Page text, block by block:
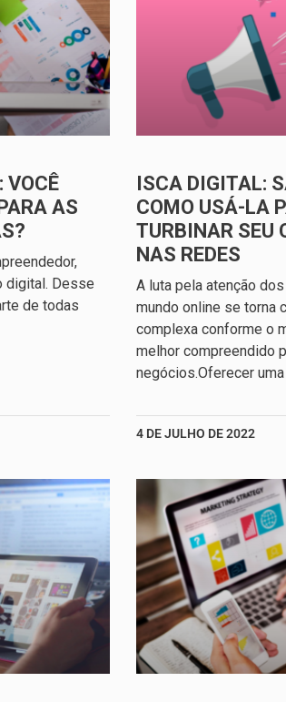
VOCÊ
AS
digital. Desse
de todas
ISCA DIGITAL:
COMO USÁ-LA
TURBINAR SEU
NAS REDES
A luta pela atenção
mundo online se torna
complexa conforme o
melhor compreendido
negócios.Oferecer uma
4 DE JULHO DE 2022